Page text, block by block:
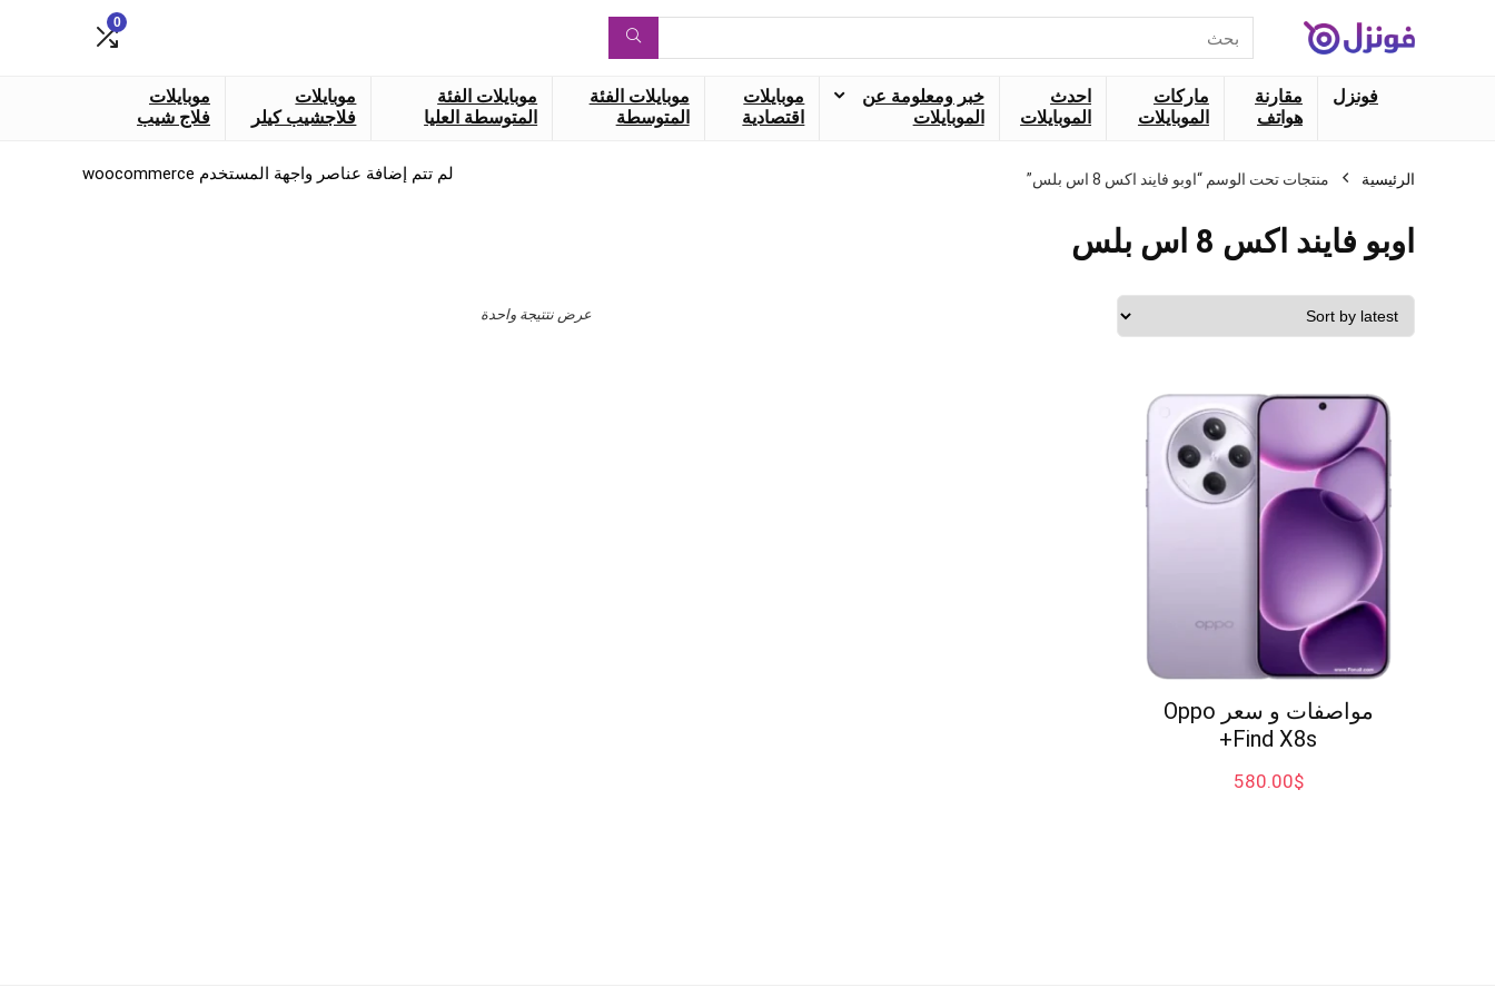
عن:
0
فونزل
مقارنة
هواتف
ماركات
الموبايلات
احدث
الموبايلات
خبر ومعلومة عن
الموبايلات
موبايلات
اقتصادية
موبايلات الفئة
المتوسطة
موبايلات الفئة
المتوسطة العليا
موبايلات
فلاجشيب كيلر
موبايلات
فلاج شيب
الرئيسية منتجات تحت الوسم “اوبو فايند اكس 8 اس بلس”
اوبو فايند اكس 8 اس بلس
عرض نتتيجة واحدة
مواصفات و سعر Oppo
Find X8s+
$
580.00
لم تتم إضافة عناصر واجهة المستخدم woocommerce